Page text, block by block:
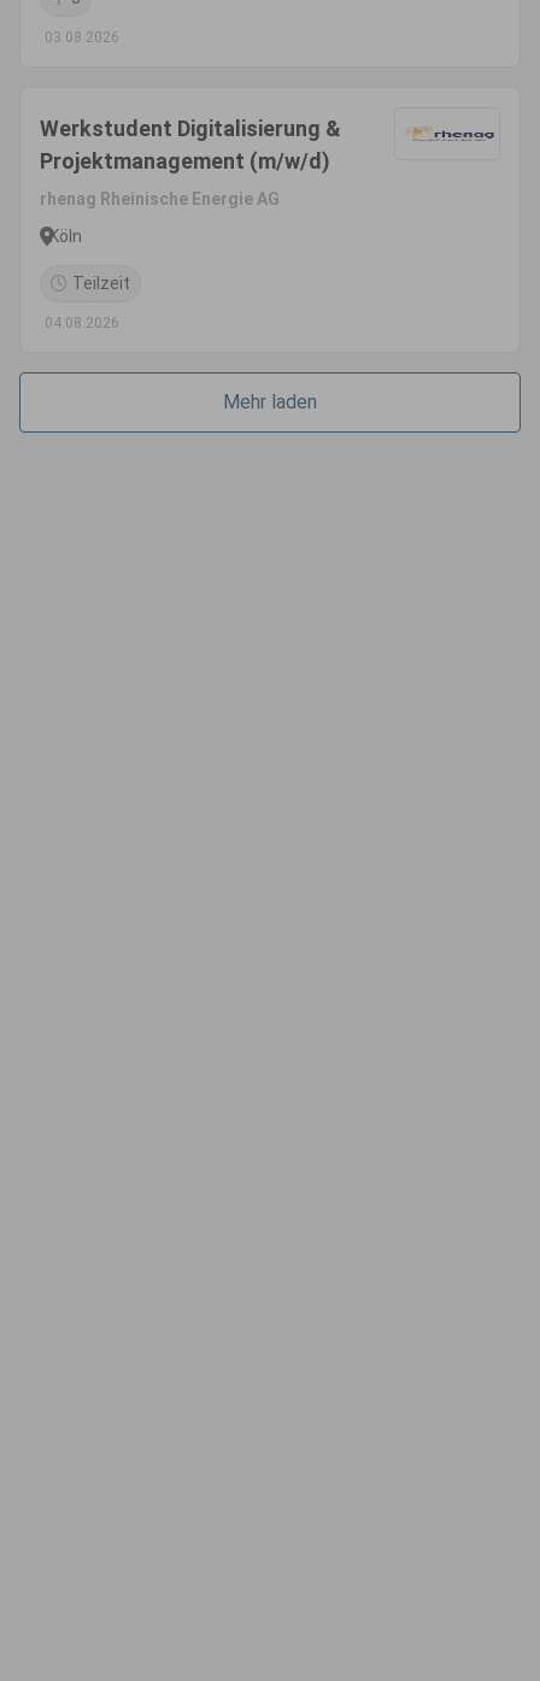
03.08.2026
Werkstudent Digitalisierung &
Projektmanagement (m/w/d)
rhenag Rheinische Energie AG
Köln
Teilzeit
04.08.2026
Mehr laden